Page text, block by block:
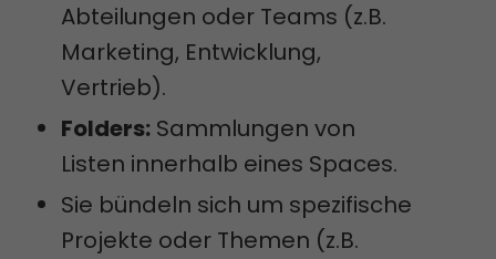
Abteilungen oder Teams (z.B.
Marketing, Entwicklung,
Vertrieb).
Folders: Sammlungen von
Listen innerhalb eines Spaces.
Sie bündeln sich um spezifische
Projekte oder Themen (z.B.